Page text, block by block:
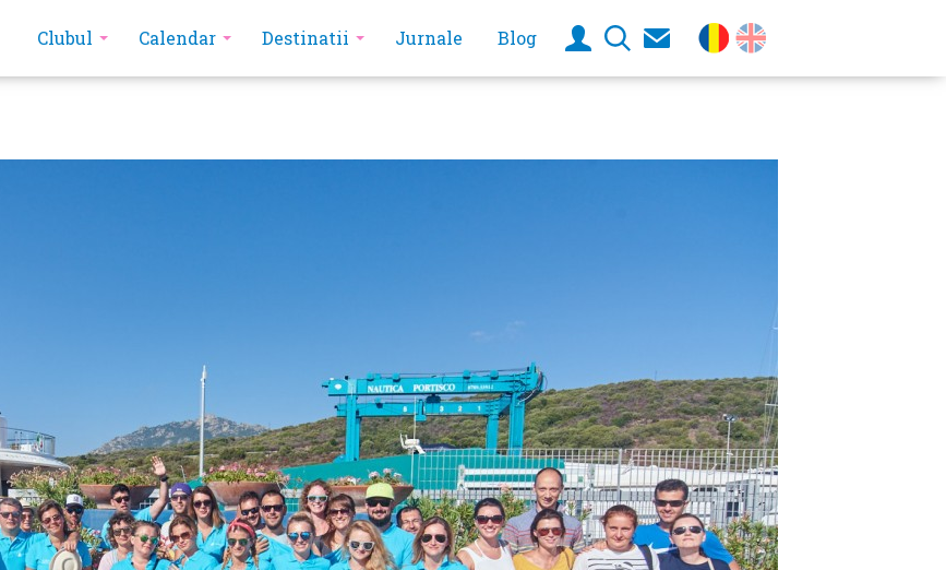
Clubul Calendar Destinatii Jurnale Blog